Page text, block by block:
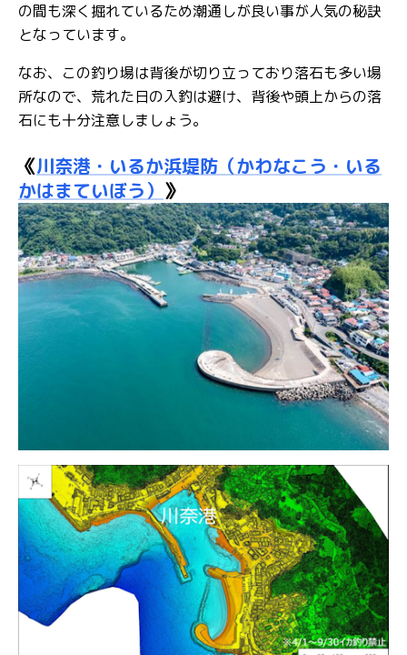
の間も深く掘れているため潮通しが良い事が人気の秘訣
となっています。
なお、この釣り場は背後が切り立っており落石も多い場
所なので、荒れた日の入釣は避け、背後や頭上からの落
石にも十分注意しましょう。
《川奈港・いるか浜堤防（かわなこう・いる
かはまていぼう） 》